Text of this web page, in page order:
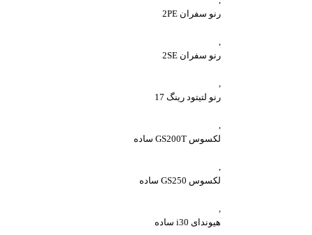
رنو سفران 2PE
,
رنو سفران 2SE
,
رنو لتیتود رینگ 17
,
لکسوس GS200T ساده
,
لکسوس GS250 ساده
,
هیوندای i30 ساده